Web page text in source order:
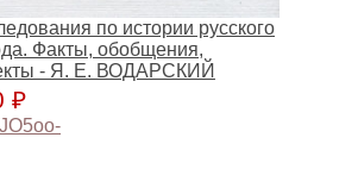
по истории русского
Факты, обобщения,
- Я. Е. ВОДАРСКИЙ
₽